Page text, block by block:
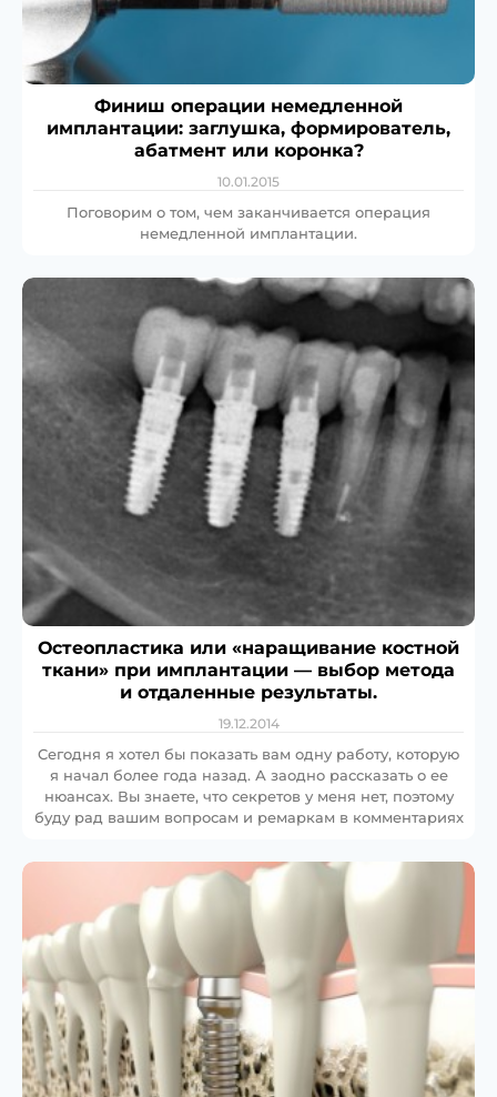
Финиш операции немедленной
имплантации: заглушка, формирователь,
абатмент или коронка?
10.01.2015
Поговорим о том, чем заканчивается операция
немедленной имплантации.
Остеопластика или «наращивание костной
ткани» при имплантации — выбор метода
и отдаленные результаты.
19.12.2014
Cегодня я хотел бы показать вам одну работу, которую
я начал более года назад. А заодно рассказать о ее
нюансах. Вы знаете, что секретов у меня нет, поэтому
буду рад вашим вопросам и ремаркам в комментариях